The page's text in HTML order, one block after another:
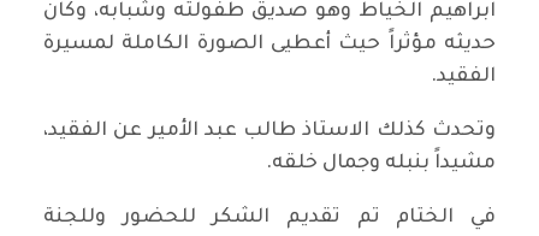
ابراهيم الخياط وهو صديق طفولته وشبابه، وكان
حديثه مؤثراً حيث أعطيى الصورة الكاملة لمسيرة
الفقيد.
وتحدث كذلك الاستاذ طالب عبد الأمير عن الفقيد،
مشيداً بنبله وجمال خلقه.
في الختام تم تقديم الشكر للحضور وللجنة